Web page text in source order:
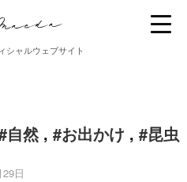
シャルウェブサイト
自然, #お出かけ , #昆虫
日